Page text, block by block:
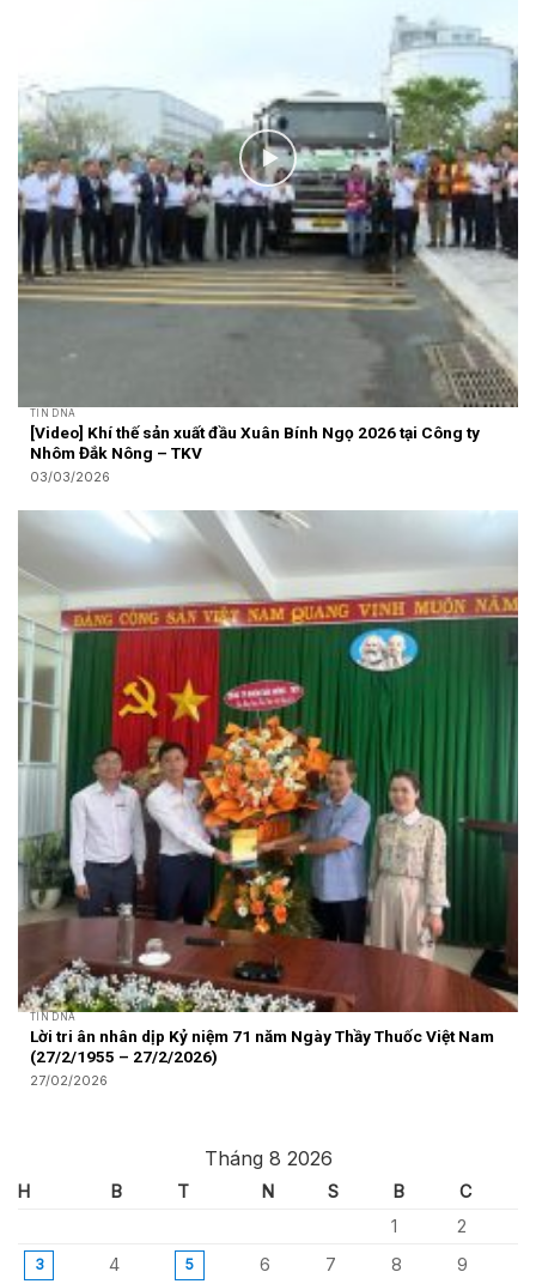
TIN DNA
[Video] Khí thế sản xuất đầu Xuân Bính Ngọ 2026 tại Công ty
Nhôm Đắk Nông – TKV
03/03/2026
TIN DNA
Lời tri ân nhân dịp Kỷ niệm 71 năm Ngày Thầy Thuốc Việt Nam
(27/2/1955 – 27/2/2026)
27/02/2026
Tháng 8 2026
H B T N S B
C
1
2
3 4 5 6 7 8
9